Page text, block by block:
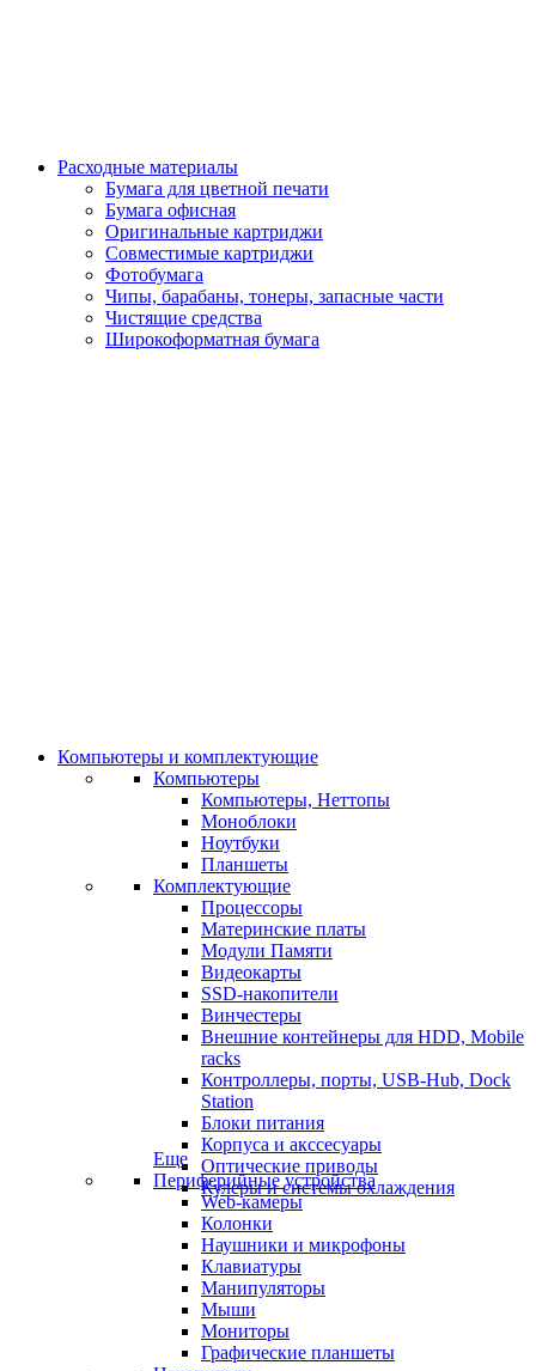
Расходные материалы
Бумага для цветной печати
Бумага офисная
Оригинальные картриджи
Совместимые картриджи
Фотобумага
Чипы, барабаны, тонеры, запасные части
Чистящие средства
Широкоформатная бумага
Компьютеры и комплектующие
Компьютеры
Компьютеры, Неттопы
Моноблоки
Ноутбуки
Планшеты
Комплектующие
Процессоры
Материнские платы
Модули Памяти
Видеокарты
SSD-накопители
Винчестеры
Внешние контейнеры для HDD, Mobile
racks
Контроллеры, порты, USB-Hub, Dock
Station
Блоки питания
Корпуса и акссесуары
Оптические приводы
Кулеры и системы охлаждения
Еще
Периферийные устройства
Web-камеры
Колонки
Наушники и микрофоны
Клавиатуры
Манипуляторы
Мыши
Мониторы
Графические планшеты